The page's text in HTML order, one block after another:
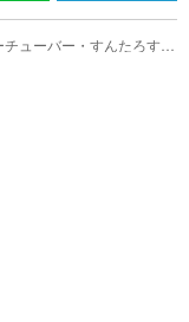
ューバー・すんたろす
は…